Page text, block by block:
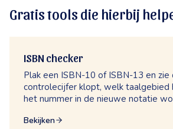
Gratis tools die hierbij
ISBN checker
Plak een ISBN-10 of ISBN-13 en
controlecijfer klopt, welk taalgebied
het nummer in de nieuwe notatie
Bekijken